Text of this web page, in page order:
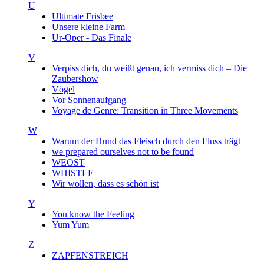
U
Ultimate Frisbee
Unsere kleine Farm
Ur-Oper - Das Finale
V
Verpiss dich, du weißt genau, ich vermiss dich – Die
Zaubershow
Vögel
Vor Sonnenaufgang
Voyage de Genre: Transition in Three Movements
W
Warum der Hund das Fleisch durch den Fluss trägt
we prepared ourselves not to be found
WEOST
WHISTLE
Wir wollen, dass es schön ist
Y
You know the Feeling
Yum Yum
Z
ZAPFENSTREICH